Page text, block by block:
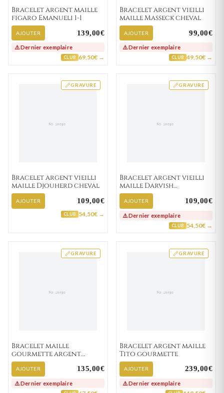
Bracelet argent maille
figaro Emanueli 1-1
AJOUTER 139,00€
⚠️ Dernier exemplaire
CLUB 69,50€ →
Bracelet argent vieilli
maille Masseck cheval
AJOUTER 99,00€
⚠️ Dernier exemplaire
CLUB 49,50€ →
GRAVURE
Bracelet argent vieilli
maille Djouherd cheval
AJOUTER 109,00€
CLUB 54,50€ →
GRAVURE
Bracelet argent vieilli
maille Darvish
gourmette
AJOUTER 109,00€
⚠️ Dernier exemplaire
CLUB 54,50€ →
GRAVURE
Bracelet maille
gourmette argent
Sivapragasam vieilli
AJOUTER 135,00€
⚠️ Dernier exemplaire
GRAVURE
Bracelet argent maille
Tito gourmette
AJOUTER 239,00€
⚠️ Dernier exemplaire